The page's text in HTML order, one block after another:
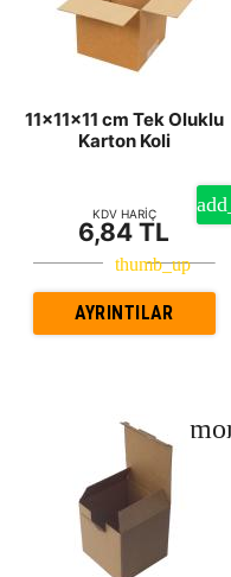
11x11x11 cm Tek Oluklu
Karton Koli
KDV HARİÇ
6,84 TL
AYRINTILAR